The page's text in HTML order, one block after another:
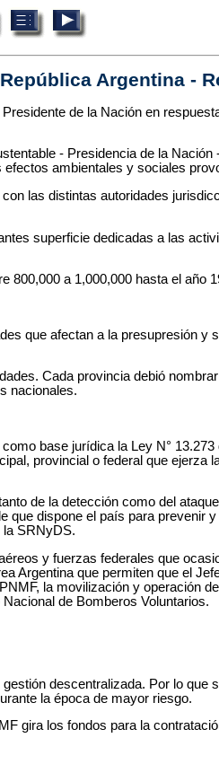
Argentina -
de la Nación en
- Presidencia de la
ambientales y sociales
las distintas autoridades
superficie dedicadas a las
a 1,000,000 hasta el año
que afectan a la presupresión y
Cada provincia debió
nacionales.
base jurídica la Ley N°
provincial o federal que ejerza
de la detección como del
dispone el país para prevenir
la SRNyDS.
y fuerzas federales que
Argentina que permiten que el
la movilización y operación
de Bomberos Voluntarios.
descentralizada. Por lo que
la época de mayor riesgo.
gira los fondos para la